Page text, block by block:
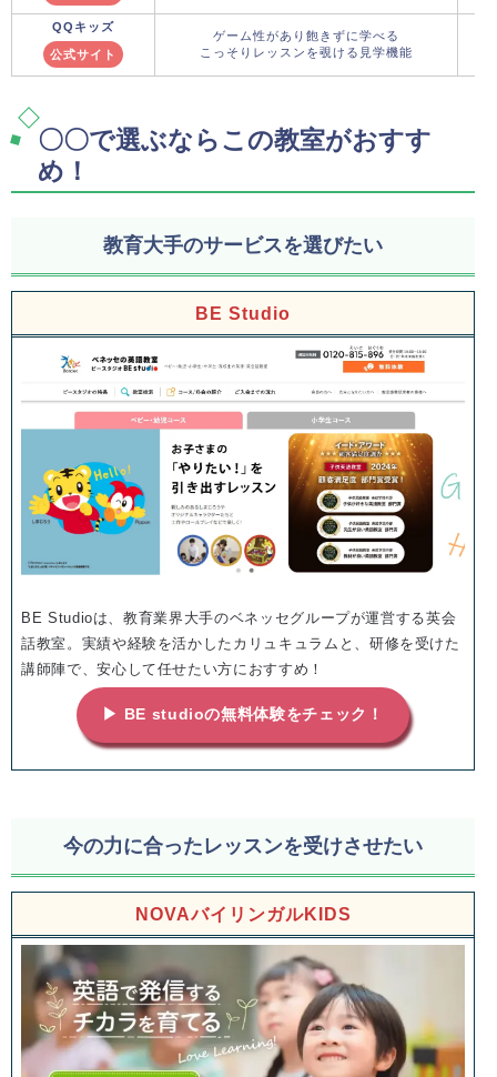
QQキッズ
公式サイト
ゲーム性があり飽きずに学べる
こっそりレッスンを覗ける見学機能
〇〇で選ぶならこの教室がおすす
め！
教育大手のサービスを選びたい
BE Studio
BE Studioは、教育業界大手のベネッセグループが運営する英会
話教室。実績や経験を活かしたカリュキュラムと、研修を受けた
講師陣で、安心して任せたい方におすすめ！
▶ BE studioの無料体験をチェック！
今の力に合ったレッスンを受けさせたい
NOVAバイリンガルKIDS